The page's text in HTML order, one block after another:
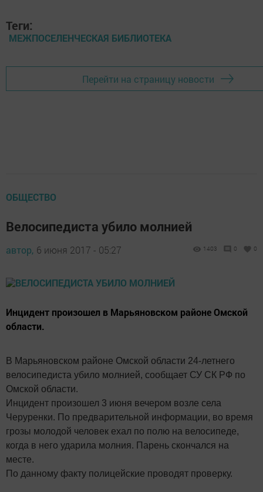
Теги:
МЕЖПОСЕЛЕНЧЕСКАЯ БИБЛИОТЕКА
Перейти на страницу новости
ОБЩЕСТВО
Велосипедиста убило молнией
автор, 6 июня 2017 - 05:27 1403 0 0
Инцидент произошел в Марьяновском районе Омской
области.
В Марьяновском районе Омской области 24-летнего
велосипедиста убило молнией, сообщает СУ СК РФ по
Омской области.
Инцидент произошел 3 июня вечером возле села
Черуренки. По предварительной информации, во время
грозы молодой человек ехал по полю на велосипеде,
когда в него ударила молния. Парень скончался на
месте.
По данному факту полицейские проводят проверку.